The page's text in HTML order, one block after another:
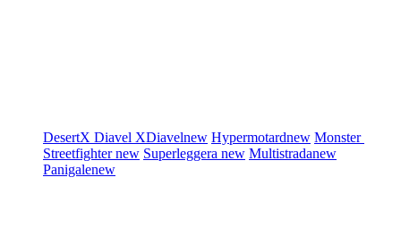
DesertX Diavel XDiavelnew Hypermotardnew Monster
Streetfighternew Superleggera new Multistradanew
Panigalenew